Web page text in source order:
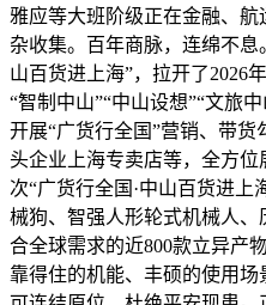
雅应等大班阶级正在金融、
杂收集。百年商脉，连绵不
山百货进上海”，拉开了2026
“智制中山”“中山设想”“文旅
开展“广货行全国”营销、带
头企业上海专卖店等，全方
次“广货行全国·中山百货进
械狗、智强人形轮式机械人
合全球需求的近800款立异产
靠得住的机能、丰硕的使用